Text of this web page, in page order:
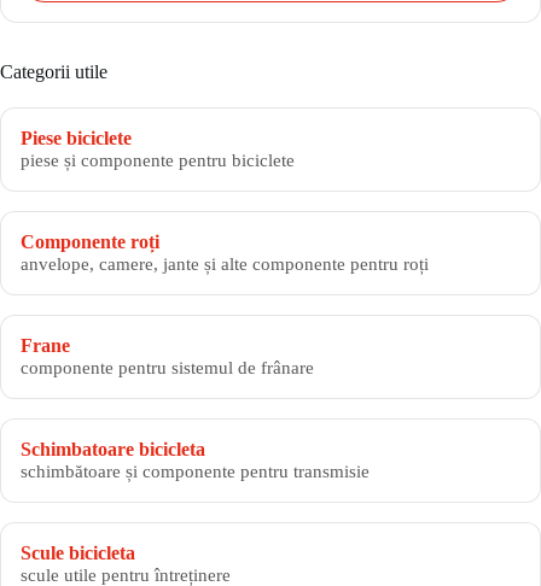
Categorii utile
Piese biciclete
piese și componente pentru biciclete
Componente roți
anvelope, camere, jante și alte componente pentru roți
Frane
componente pentru sistemul de frânare
Schimbatoare bicicleta
schimbătoare și componente pentru transmisie
Scule bicicleta
scule utile pentru întreținere